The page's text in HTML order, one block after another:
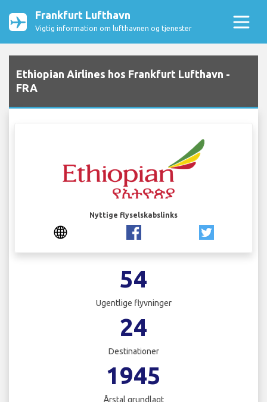
Frankfurt Lufthavn
Vigtig information om lufthavnen og tjenester
Ethiopian Airlines hos Frankfurt Lufthavn -
FRA
Nyttige flyselskabslinks
54
Ugentlige flyvninger
24
Destinationer
1945
Årstal grundlagt